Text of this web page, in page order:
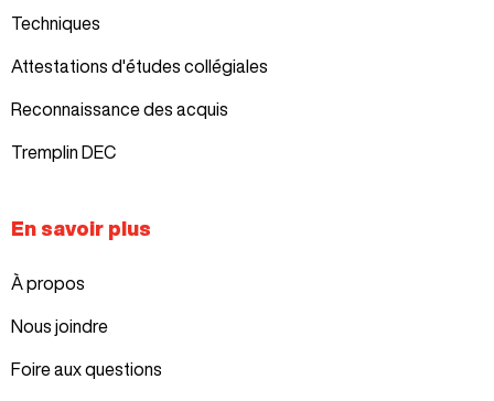
Techniques
Attestations d'études collégiales
Reconnaissance des acquis
Tremplin DEC
En savoir plus
À propos
Nous joindre
Foire aux questions